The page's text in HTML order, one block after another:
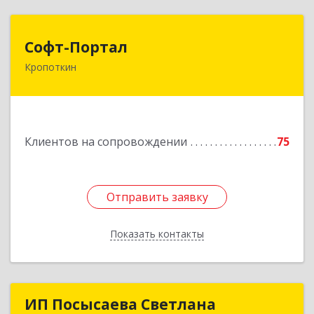
Софт-Портал
Кропоткин
Клиентов на сопровождении 75
Отправить заявку
Показать контакты
352395, Краснодарский край, Кавказский р-н,
Отправить заявку
Назад
ИП Посысаева Светлана
ИП Посысаева Светлана